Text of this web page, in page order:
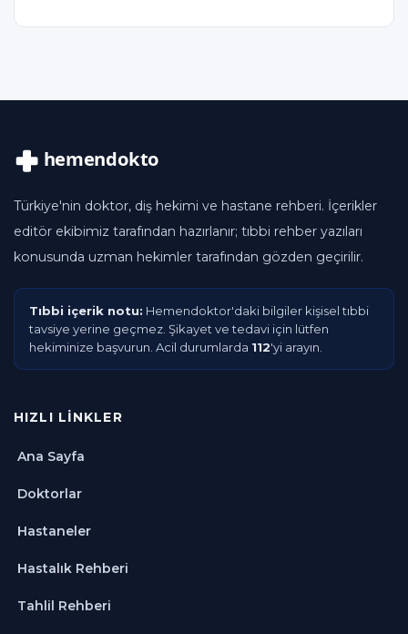
Türkiye'nin doktor, diş hekimi ve hastane rehberi. İçerikler
editör ekibimiz tarafından hazırlanır; tıbbi rehber yazıları
konusunda uzman hekimler tarafından gözden geçirilir.
Tıbbi içerik notu: Hemendoktor'daki bilgiler kişisel tıbbi
tavsiye yerine geçmez. Şikayet ve tedavi için lütfen
hekiminize başvurun. Acil durumlarda 112'yi arayın.
HIZLI LINKLER
Ana Sayfa
Doktorlar
Hastaneler
Hastalık Rehberi
Tahlil Rehberi